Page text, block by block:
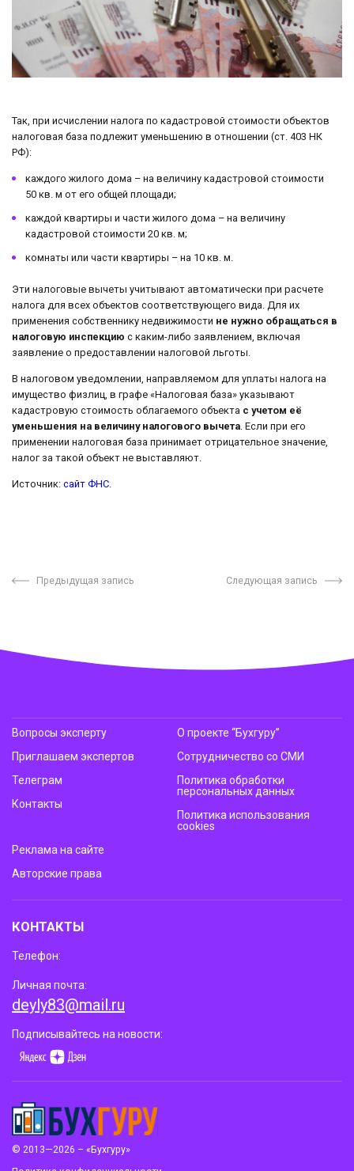
Так, при исчислении налога по кадастровой стоимости объектов
налоговая база подлежит уменьшению в отношении (ст. 403 НК
РФ):
каждого жилого дома – на величину кадастровой стоимости
50 кв. м от его общей площади;
каждой квартиры и части жилого дома – на величину
кадастровой стоимости 20 кв. м;
комнаты или части квартиры – на 10 кв. м.
Эти налоговые вычеты учитывают автоматически при расчете
налога для всех объектов соответствующего вида. Для их
применения собственнику недвижимости не нужно обращаться в
налоговую инспекцию с каким-либо заявлением, включая
заявление о предоставлении налоговой льготы.
В налоговом уведомлении, направляемом для уплаты налога на
имущество физлиц, в графе «Налоговая база» указывают
кадастровую стоимость облагаемого объекта с учетом её
уменьшения на величину налогового вычета . Если при его
применении налоговая база принимает отрицательное значение,
налог за такой объект не выставляют.
Источник: сайт ФНС
Предыдущая запись Следующая запись
© 2013—2026 – «Бухгуру»
Вопросы эксперту
Приглашаем экспертов
Телеграм
Контакты
О проекте “Бухгуру”
Сотрудничество со СМИ
Политика обработки
персональных данных
Политика использования
cookies
Реклама на сайте
Авторские права
КОНТАКТЫ
Телефон:
Личная почта:
deyly83@mail.ru
Подписывайтесь на новости: